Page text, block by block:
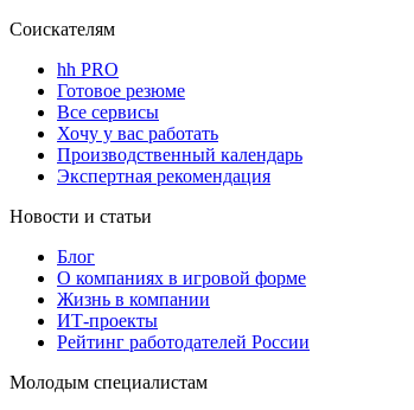
Соискателям
hh PRO
Готовое резюме
Все сервисы
Хочу у вас работать
Производственный календарь
Экспертная рекомендация
Новости и статьи
Блог
О компаниях в игровой форме
Жизнь в компании
ИТ-проекты
Рейтинг работодателей России
Молодым специалистам